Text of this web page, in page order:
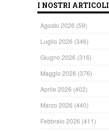
I NOSTRI ARTICOLI
Agosto 2026 (59)
Luglio 2026 (346)
Giugno 2026 (316)
Maggio 2026 (376)
Aprile 2026 (402)
Marzo 2026 (440)
Febbraio 2026 (411)